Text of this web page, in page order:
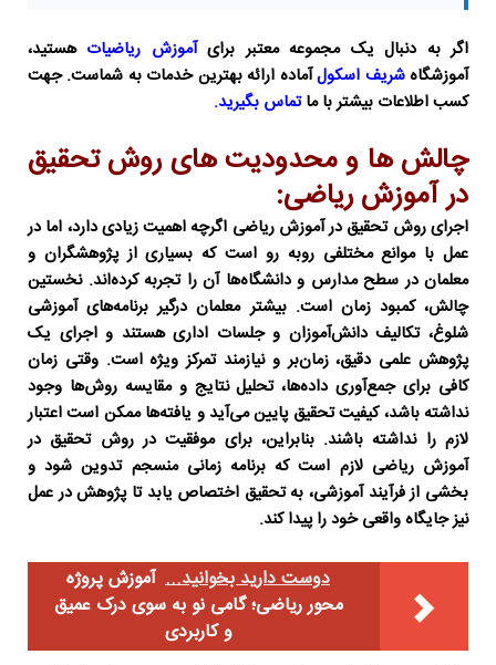
اگر به دنبال یک مجموعه معتبر برایآموزش ریاضیات هستید،
آموزشگاهشریف اسکولآماده ارائه بهترین خدمات به شماست. جهت
کسب اطلاعات بیشتر با ماتماس بگیرید.
چالش ها و محدودیت های روش تحقیق
در آموزش ریاضی:
اجرایروش تحقیق در آموزش ریاضی اگرچه اهمیت زیادی دارد، اما در
عمل با موانع مختلفی روبه رو است که بسیاری از پژوهشگران و
معلمان در سطح مدارس و دانشگاه‌ها آن را تجربه کرده‌اند. نخستین
چالش، کمبود زمان است. بیشتر معلمان درگیر برنامه‌های آموزشی
شلوغ، تکالیف دانش‌آموزان و جلسات اداری هستند و اجرای یک
پژوهش علمی دقیق، زمان‌بر و نیازمند تمرکز ویژه است. وقتی زمان
کافی برای جمع‌آوری داده‌ها، تحلیل نتایج و مقایسه روش‌ها وجود
نداشته باشد، کیفیت تحقیق پایین می‌آید و یافته‌ها ممکن است اعتبار
لازم را نداشته باشند. بنابراین، برای موفقیت درروش تحقیق در
آموزش ریاضی لازم است که برنامه زمانی منسجم تدوین شود و
بخشی از فرآیند آموزشی، به تحقیق اختصاص یابد تا پژوهش در عمل
نیز جایگاه واقعی خود را پیدا کند.
دوست دارید بخوانید... آموزش پروژه‌
محور ریاضی؛ گامی نو به سوی درک عمیق
و کاربردی